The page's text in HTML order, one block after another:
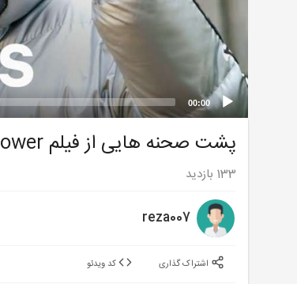
00:00
پشت صحنه هایی از فیلم Project Power
133 بازدید
reza007